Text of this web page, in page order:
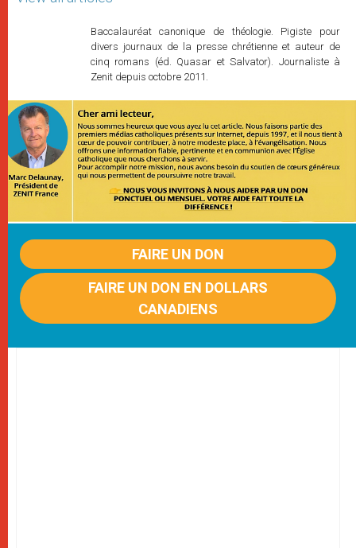
Baccalauréat canonique de théologie. Pigiste pour
divers journaux de la presse chrétienne et auteur de
cinq romans (éd. Quasar et Salvator). Journaliste à
Zenit depuis octobre 2011.
FAIRE UN DON
FAIRE UN DON EN DOLLARS
CANADIENS